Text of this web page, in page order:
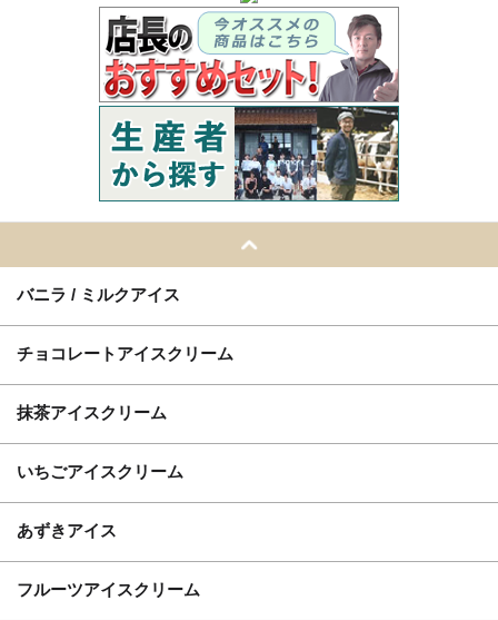
バニラ / ミルクアイス
チョコレートアイスクリーム
抹茶アイスクリーム
いちごアイスクリーム
あずきアイス
フルーツアイスクリーム